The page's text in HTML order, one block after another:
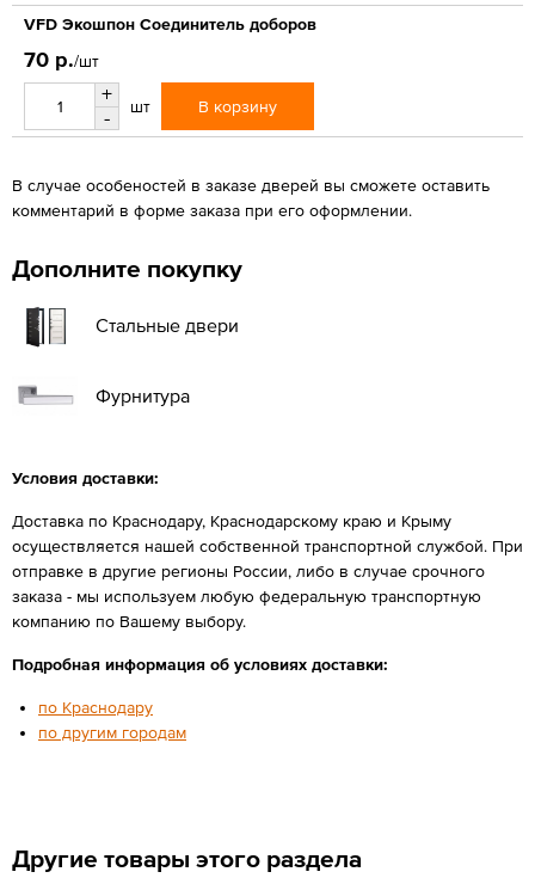
VFD Экошпон Соединитель доборов
70 р./шт
+
-
шт В корзину
В случае особеностей в заказе дверей вы сможете оставить
комментарий в форме заказа при его оформлении.
Дополните покупку
Стальные двери
Фурнитура
Условия доставки:
Доставка по Краснодару, Краснодарскому краю и Крыму
осуществляется нашей собственной транспортной службой. При
отправке в другие регионы России, либо в случае срочного
заказа - мы используем любую федеральную транспортную
компанию по Вашему выбору.
Подробная информация об условиях доставки:
по Краснодару
по другим городам
Другие товары этого раздела